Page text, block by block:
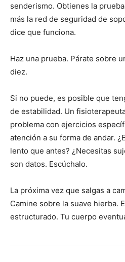
senderismo. Obtienes la
más la red de seguridad de
dice que funciona.
Haz una prueba. Párate sobre
diez.
Si no puede, es posible que
de estabilidad. Un
problema con ejercicios
atención a su forma de andar.
lento que antes? ¿Necesitas
son datos. Escúchalo.
La próxima vez que salgas a
Camine sobre la suave hierba.
estructurado. Tu cuerpo